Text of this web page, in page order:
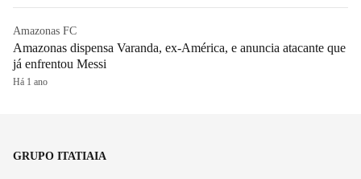
Amazonas FC
Amazonas dispensa Varanda, ex-América, e anuncia atacante que
já enfrentou Messi
Há 1 ano
GRUPO ITATIAIA